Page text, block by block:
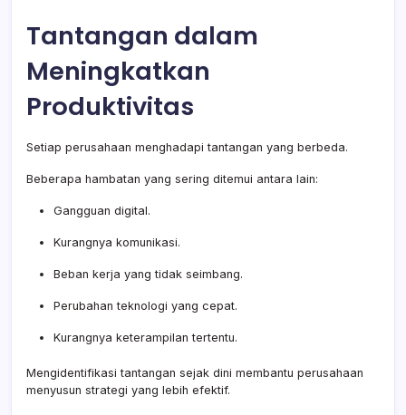
Tantangan dalam
Meningkatkan
Produktivitas
Setiap perusahaan menghadapi tantangan yang berbeda.
Beberapa hambatan yang sering ditemui antara lain:
Gangguan digital.
Kurangnya komunikasi.
Beban kerja yang tidak seimbang.
Perubahan teknologi yang cepat.
Kurangnya keterampilan tertentu.
Mengidentifikasi tantangan sejak dini membantu perusahaan
menyusun strategi yang lebih efektif.